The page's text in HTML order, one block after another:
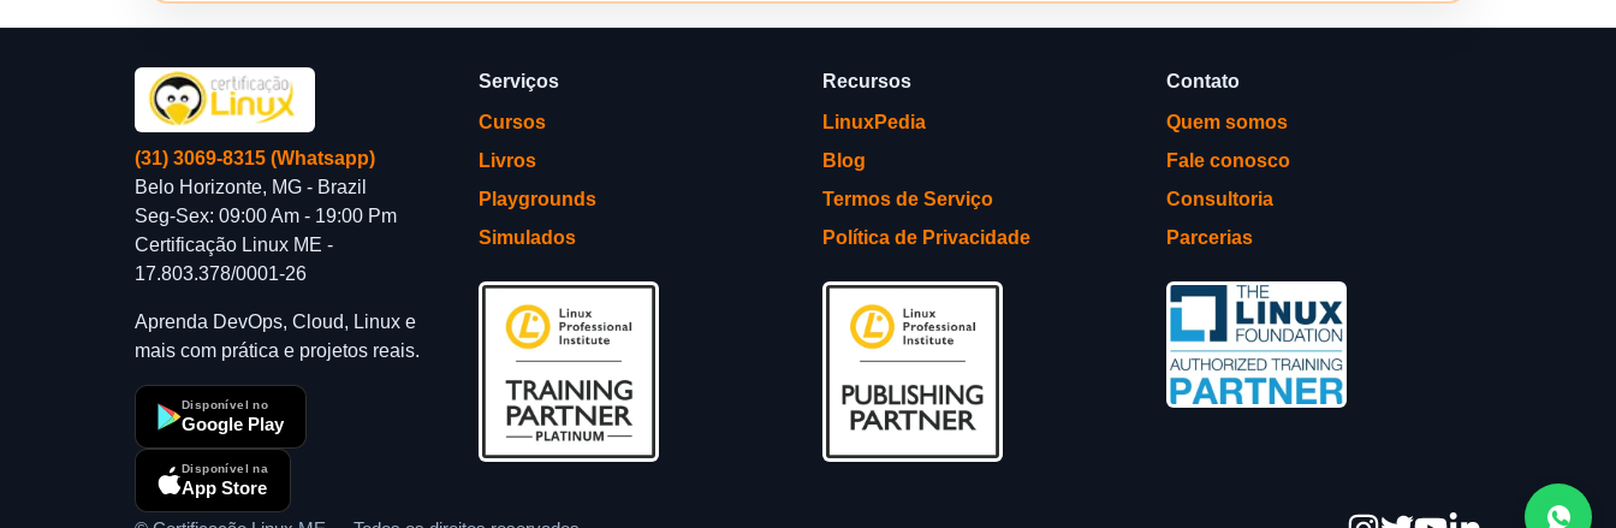
(31) 3069-8315 (Whatsapp)
Belo Horizonte, MG - Brazil
Seg-Sex: 09:00 Am - 19:00 Pm
Certificação Linux ME -
17.803.378/0001-26
Aprenda DevOps, Cloud, Linux e
mais com prática e projetos reais.
Disponível no
Google Play
Disponível na
App Store
Serviços
Cursos
Livros
Playgrounds
Simulados
Recursos
LinuxPedia
Blog
Termos de Serviço
Política de Privacidade
Contato
Quem somos
Fale conosco
Consultoria
Parcerias